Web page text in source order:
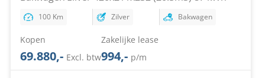
100 Km Zilver Bakwagen
Kopen
69.880,- Excl. btw
Zakelijke lease
994,- p/m